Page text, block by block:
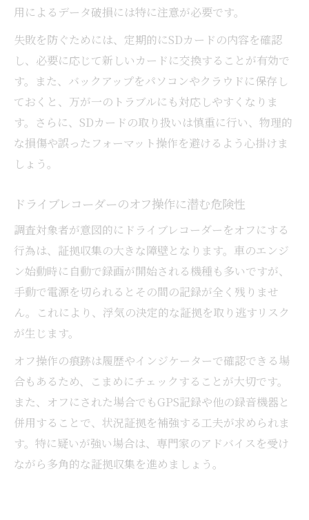
用によるデータ破損には特に注意が必要です。
失敗を防ぐためには、定期的にSDカードの内容を確認
し、必要に応じて新しいカードに交換することが有効で
す。また、バックアップをパソコンやクラウドに保存し
ておくと、万が一のトラブルにも対応しやすくなりま
す。さらに、SDカードの取り扱いは慎重に行い、物理的
な損傷や誤ったフォーマット操作を避けるよう心掛けま
しょう。
ドライブレコーダーのオフ操作に潜む危険性
調査対象者が意図的にドライブレコーダーをオフにする
行為は、証拠収集の大きな障壁となります。車のエンジ
ン始動時に自動で録画が開始される機種も多いですが、
手動で電源を切られるとその間の記録が全く残りませ
ん。これにより、浮気の決定的な証拠を取り逃すリスク
が生じます。
オフ操作の痕跡は履歴やインジケーターで確認できる場
合もあるため、こまめにチェックすることが大切です。
また、オフにされた場合でもGPS記録や他の録音機器と
併用することで、状況証拠を補強する工夫が求められま
す。特に疑いが強い場合は、専門家のアドバイスを受け
ながら多角的な証拠収集を進めましょう。